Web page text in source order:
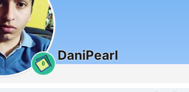
0
DaniPearl